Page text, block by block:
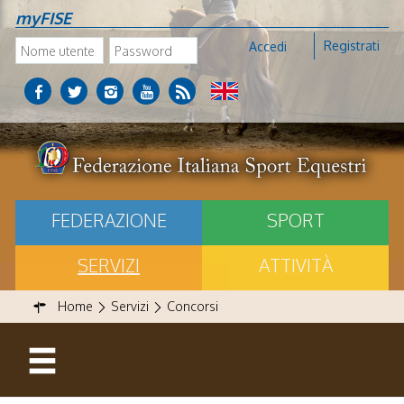
myFISE
Accedi Registrati
FEDERAZIONE
SPORT
SERVIZI
ATTIVITÀ
Home Servizi Concorsi